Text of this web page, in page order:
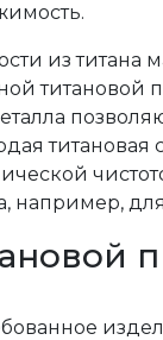
из
титановой
например,